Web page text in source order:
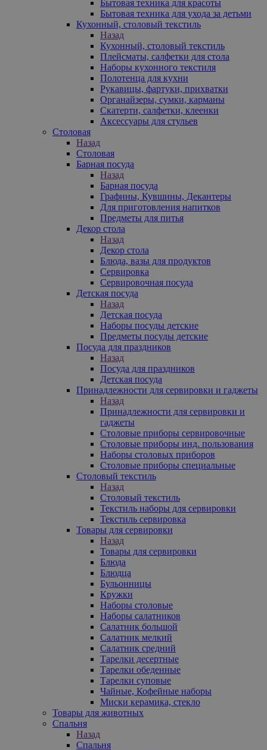
Бытовая техника для красоты
Бытовая техника для ухода за детьми
Кухонный, столовый текстиль
Назад
Кухонный, столовый текстиль
Плейсматы, салфетки для стола
Наборы кухонного текстиля
Полотенца для кухни
Рукавицы, фартуки, прихватки
Органайзеры, сумки, карманы
Скатерти, салфетки, клеенки
Аксессуары для стульев
Столовая
Назад
Столовая
Барная посуда
Назад
Барная посуда
Графины, Кувшины, Декантеры
Для приготовления напитков
Предметы для питья
Декор стола
Назад
Декор стола
Блюда, вазы для продуктов
Сервировка
Сервировочная посуда
Детская посуда
Назад
Детская посуда
Наборы посуды детские
Предметы посуды детские
Посуда для праздников
Назад
Посуда для праздников
Детская посуда
Принадлежности для сервировки и гаджеты
Назад
Принадлежности для сервировки и
гаджеты
Столовые приборы сервировочные
Столовые приборы инд. пользования
Наборы столовых приборов
Столовые приборы специальные
Столовый текстиль
Назад
Столовый текстиль
Текстиль наборы для сервировки
Текстиль сервировка
Товары для сервировки
Назад
Товары для сервировки
Блюда
Блюдца
Бульонницы
Кружки
Наборы столовые
Наборы салатников
Салатник большой
Салатник мелкий
Салатник средний
Тарелки десертные
Тарелки обеденные
Тарелки суповые
Чайные, Кофейные наборы
Миски керамика, стекло
Товары для животных
Спальня
Назад
Спальня